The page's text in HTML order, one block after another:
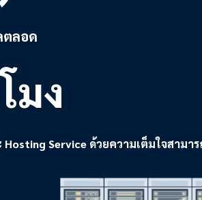
ลอด
มง
Service ด้วยความเต็มใจสามา